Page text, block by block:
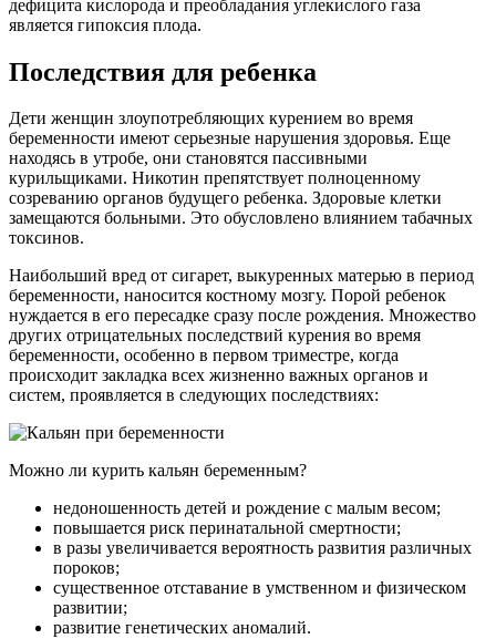
дефицита кислорода и преобладания углекислого газа
является гипоксия плода.
Последствия для ребенка
Дети женщин злоупотребляющих курением во время
беременности имеют серьезные нарушения здоровья. Еще
находясь в утробе, они становятся пассивными
курильщиками. Никотин препятствует полноценному
созреванию органов будущего ребенка. Здоровые клетки
замещаются больными. Это обусловлено влиянием табачных
токсинов.
Наибольший вред от сигарет, выкуренных матерью в период
беременности, наносится костному мозгу. Порой ребенок
нуждается в его пересадке сразу после рождения. Множество
других отрицательных последствий курения во время
беременности, особенно в первом триместре, когда
происходит закладка всех жизненно важных органов и
систем, проявляется в следующих последствиях:
Можно ли курить кальян беременным?
недоношенность детей и рождение с малым весом;
повышается риск перинатальной смертности;
в разы увеличивается вероятность развития различных
пороков;
существенное отставание в умственном и физическом
развитии;
развитие генетических аномалий.